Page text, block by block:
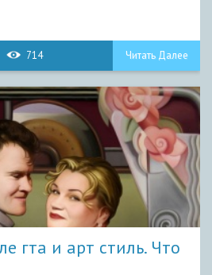
714 Читать Далее
гта и арт стиль. Что